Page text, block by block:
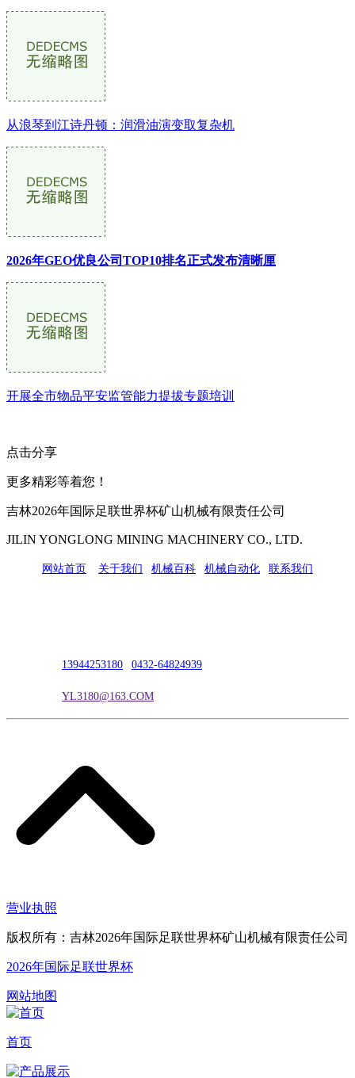
从浪琴到江诗丹顿：润滑油演变取复杂机
2026年GEO优良公司TOP10排名正式发布清晰厘
开展全市物品平安监管能力提拔专题培训
点击分享
更多精彩等着您！
吉林2026年国际足联世界杯矿山机械有限责任公司
JILIN YONGLONG MINING MACHINERY CO., LTD.
网站首页 关于我们 机械百科 机械自动化 联系我们
13944253180 0432-64824939
YL3180@163.COM
营业执照
版权所有：吉林2026年国际足联世界杯矿山机械有限责任公司
2026年国际足联世界杯
网站地图
首页